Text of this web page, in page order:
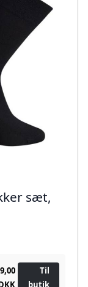
sæt,
Til
butik